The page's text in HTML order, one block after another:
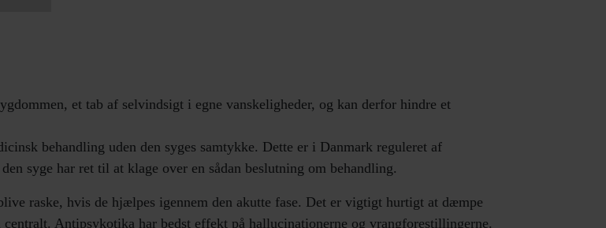
et tab af selvindsigt i egne vanskeligheder, og kan derfor hindre et
behandling uden den syges samtykke. Dette er i Danmark reguleret af
syge har ret til at klage over en sådan beslutning om behandling.
raske, hvis de hjælpes igennem den akutte fase. Det er vigtigt hurtigt at dæmpe
Antipsykotika har bedst effekt på hallucinationerne og vrangforestillingerne.